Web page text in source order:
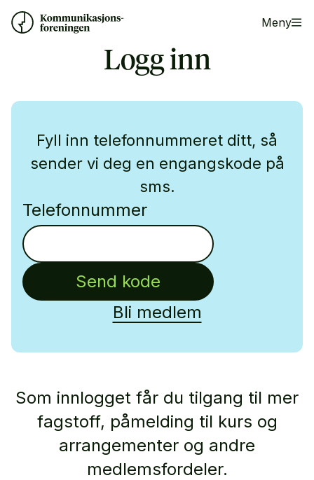
Meny
Logg inn
Fyll inn telefonnummeret ditt, så
sender vi deg en engangskode på
sms.
Telefonnummer
Send kode
Bli medlem
Som innlogget får du tilgang til mer
fagstoff, påmelding til kurs og
arrangementer og andre
medlemsfordeler.